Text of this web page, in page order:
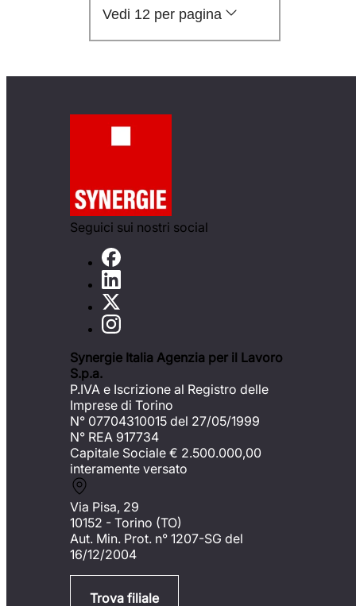
Vedi 12 per pagina
Seguici sui nostri social
Synergie Italia Agenzia per il Lavoro
S.p.a.
P.IVA e Iscrizione al Registro delle
Imprese di Torino
N° 07704310015 del 27/05/1999
N° REA 917734
Capitale Sociale € 2.500.000,00
interamente versato
Via Pisa, 29
10152 - Torino (TO)
Aut. Min. Prot. n° 1207-SG del
16/12/2004
Trova filiale